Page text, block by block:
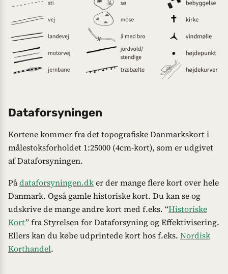
Dataforsyningen
Kortene kommer fra det topografiske Danmarkskort i
målestoksforholdet 1:25000 (4cm-kort), som er udgivet
af Dataforsyningen.
Pådataforsyningen.dker der mange flere kort over hele
Danmark. Også gamle historiske kort. Du kan se og
udskrive de mange andre kort med f.eks. “Historiske
Kort” fra Styrelsen for Dataforsyning og Effektivisering.
Ellers kan du købe udprintede kort hos f.eks. Nordisk
Korthandel.